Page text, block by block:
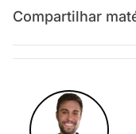
Compartilhar